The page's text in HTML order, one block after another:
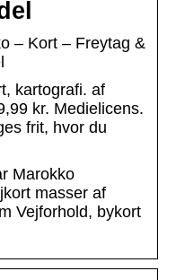
– Kort – Freytag &
kartografi. af
kr. Medielicens.
frit, hvor du
Marokko
masser af
Vejforhold, bykort